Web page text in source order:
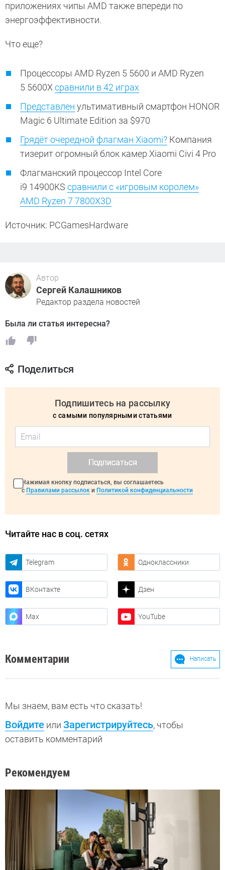
приложениях чипы AMD также впереди по
энергоэффективности.
Что еще?
Процессоры AMD Ryzen 5 5600 и AMD Ryzen
5 5600Xсравнили в 42 играх
Представлен ультимативный смартфон HONOR
Magic 6 Ultimate Edition за $970
Грядёт очередной флагман Xiaomi? Компания
тизерит огромный блок камер Xiaomi Civi 4 Pro
Флагманский процессор Intel Core
i9 14900KS сравнили с «игровым королем»
AMD Ryzen 7 7800X3D
Источник: PCGamesHardware
Автор
Сергей Калашников
Редактор раздела новостей
Была ли статья интересна?
Поделиться
Подпишитесь на рассылку
с самыми популярными статьями
Подписаться
Нажимая кнопку подписаться, вы соглашаетесь
с Правилами рассылок и Политикой конфиденциальности
Читайте нас в соц. сетях
Telegram Одноклассники
ВКонтакте Дзен
Max YouTube
Комментарии Написать
Мы знаем, вам есть что сказать!
Войдите или Зарегистрируйтесь, чтобы
оставить комментарий
Рекомендуем